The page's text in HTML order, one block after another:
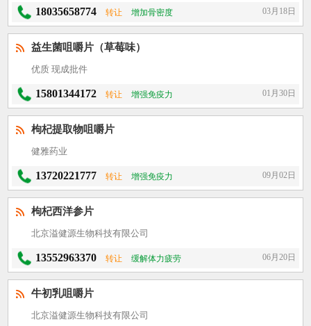
18035658774 转让 增加骨密度 03月18日
益生菌咀嚼片（草莓味）
优质 现成批件
15801344172 转让 增强免疫力 01月30日
枸杞提取物咀嚼片
健雅药业
13720221777 转让 增强免疫力 09月02日
枸杞西洋参片
北京溢健源生物科技有限公司
13552963370 转让 缓解体力疲劳 06月20日
牛初乳咀嚼片
北京溢健源生物科技有限公司